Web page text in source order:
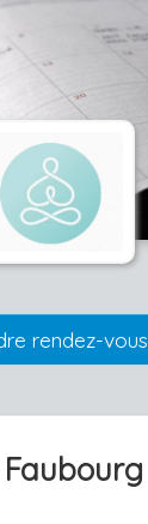
rendez-vous